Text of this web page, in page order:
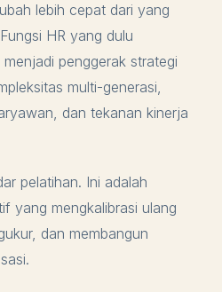
lebih cepat dari yang
HR yang dulu
penggerak strategi
multi-generasi,
dan tekanan kinerja
pelatihan. Ini adalah
yang mengkalibrasi ulang
dan membangun